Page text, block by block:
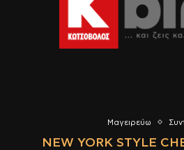
Μαγειρεύω
NEW YORK STYLE